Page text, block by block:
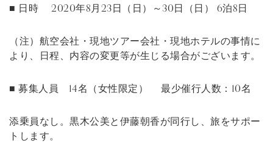
■ 日時 2020年8月23日（日）～30日（日） 6泊8日
（注）航空会社・現地ツアー会社・現地ホテルの事情に
より、日程、内容の変更等が生じる場合がございます。
■ 募集人員 14名（女性限定） 最少催行人数：10名
添乗員なし。黒木公美と伊藤朝香が同行し、旅をサポー
トします。